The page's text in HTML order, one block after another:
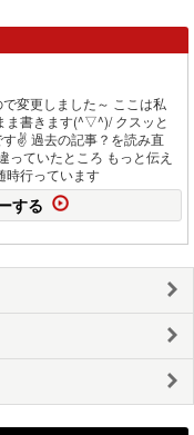
変更しました～ ここは私
ま書きます(^▽^)/ クスッと
✌️ 過去の記事？を読み直
っていたところ もっと伝え
行っています
する